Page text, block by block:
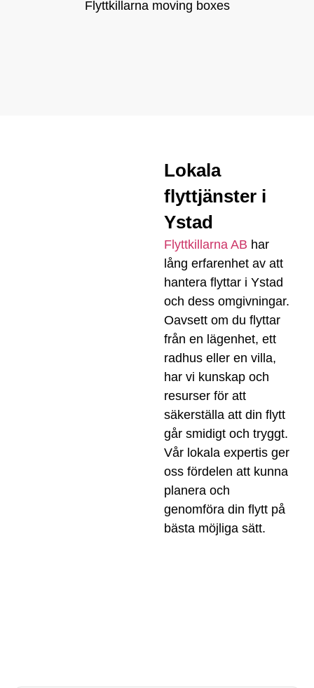
Lokala
flyttjänster i
Ystad
Flyttkillarna AB har
lång erfarenhet av att
hantera flyttar i Ystad
och dess omgivningar.
Oavsett om du flyttar
från en lägenhet, ett
radhus eller en villa,
har vi kunskap och
resurser för att
säkerställa att din flytt
går smidigt och tryggt.
Vår lokala expertis ger
oss fördelen att kunna
planera och
genomföra din flytt på
bästa möjliga sätt.